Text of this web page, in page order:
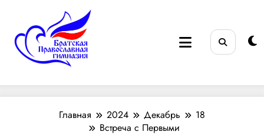
содержимому
гимназия
Главная 2024 Декабрь
18
Встреча с Первыми